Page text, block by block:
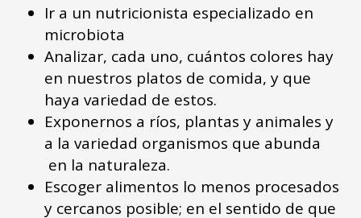
Ir a un nutricionista especializado en
microbiota
Analizar, cada uno, cuántos colores hay
en nuestros platos de comida, y que
haya variedad de estos.
Exponernos a ríos, plantas y animales y
a la variedad organismos que abunda
en la naturaleza.
Escoger alimentos lo menos procesados
y cercanos posible; en el sentido de que